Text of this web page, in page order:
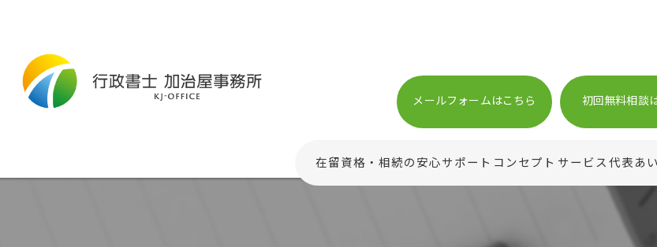
メールフォームはこちら 初回無料相談
在留資格・相続の安心サポート コンセプト サービス 代表あ